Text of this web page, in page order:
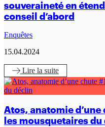
souveraineté en
conseil d’abord
Enquêtes
15.04.2024
Lire la suite
Atos, anatomie d’une
les mousquetaires